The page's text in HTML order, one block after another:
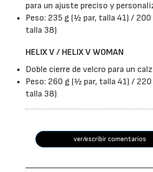
para un ajuste preciso y
Peso: 235 g (½ par, talla 41) /
talla 38)
HELIX V / HELIX V WOMAN
Doble cierre de velcro para un
Peso: 260 g (½ par, talla 41) /
talla 38)
ver/escribir comentarios